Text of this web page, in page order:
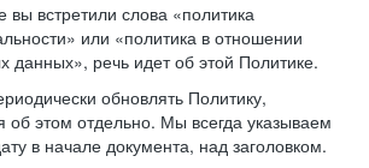
вы встретили слова «политика
или «политика в отношении
данных», речь идет об этой Политике.
обновлять Политику,
об этом отдельно. Мы всегда указываем
в начале документа, над заголовком.